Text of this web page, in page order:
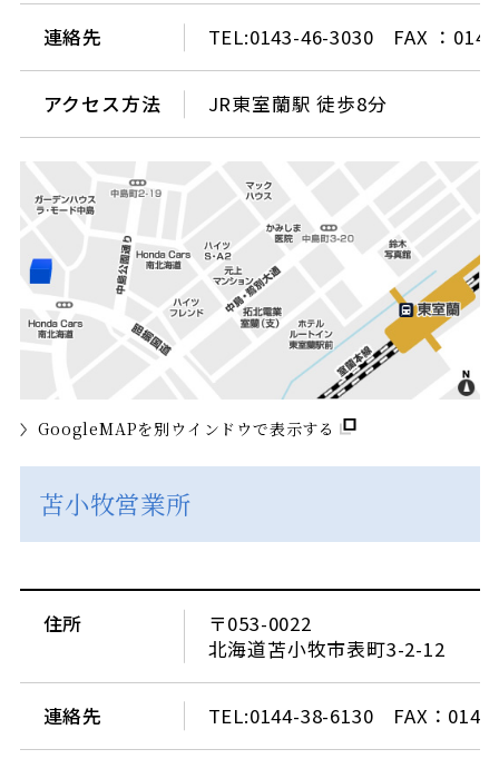
連絡先 TEL:0143-46-3030 FAX ：
アクセス方法 JR東室蘭駅 徒歩8分
GoogleMAPを別ウインドウで表示する
苫小牧営業所
住所
〒053-0022
北海道苫小牧市表町3-2-12
連絡先 TEL:0144-38-6130 FAX：